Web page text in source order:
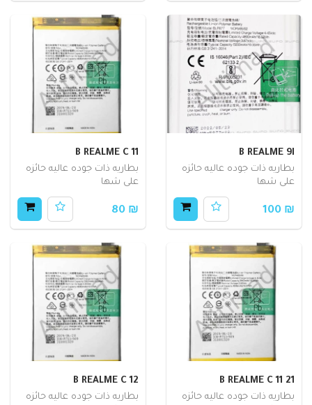
B REALME 9I
بطاريه ذات جوده عاليه حائزه
على شها
₪ 100
B REALME C 11
بطاريه ذات جوده عاليه حائزه
على شها
₪ 80
B REALME C 11 21
بطاريه ذات جوده عاليه حائزه
B REALME C 12
بطاريه ذات جوده عاليه حائزه